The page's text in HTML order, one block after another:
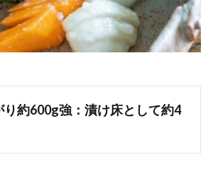
約600g強：漬け床として約4